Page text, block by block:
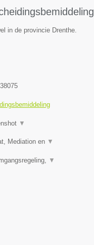
in de provincie Drenthe.
▼
Mediation en ▼
▼